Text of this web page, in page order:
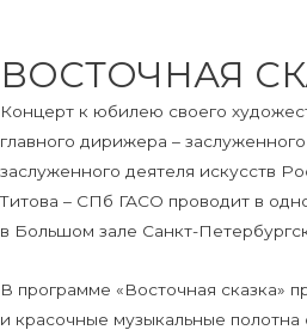
ВОСТОЧНАЯ
Концерт к юбилею своего
главного дирижера –
заслуженного деятеля искусств
Титова – СПб ГАСО проводит в
в Большом зале Санкт-
В программе «Восточная сказка»
и красочные музыкальные